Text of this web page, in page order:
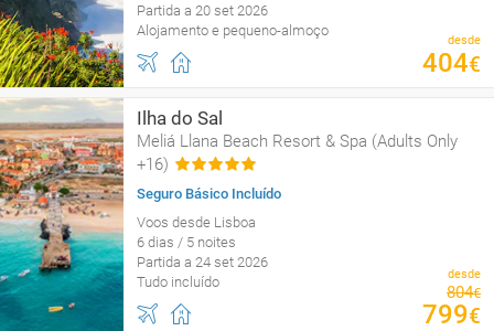
Partida a 20 set 2026
Alojamento e pequeno-almoço
desde
404€
Ilha do Sal
Meliá Llana Beach Resort & Spa (Adults Only
+16)
Seguro Básico Incluído
Voos desde Lisboa
6 dias / 5 noites
Partida a 24 set 2026
Tudo incluído
desde
804€
799€